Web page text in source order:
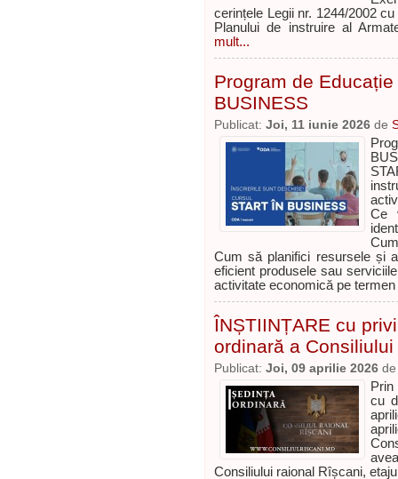
cerințele Legii nr. 1244/2002
Planului de instruire al
mult...
Program de
BUSINESS
Publicat: Joi, 11 iunie 2026 de
Ce
Cum să planifici resursele și
eficient produsele sau
activitate economică pe
ÎNȘTIINȚARE cu
ordinară a
Publicat: Joi, 09 aprilie 2026
cu
Consiliului raional Rîșcani,